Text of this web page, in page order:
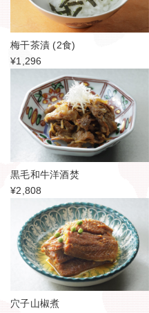
梅干茶漬 (2食)
¥1,296
黒毛和牛洋酒焚
¥2,808
穴子山椒煮